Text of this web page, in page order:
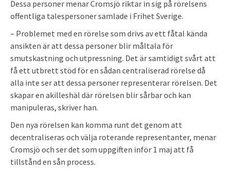
Dessa personer menar Cromsjö riktar in sig på rörelsens
offentliga talespersoner samlade i Frihet Sverige.
– Problemet med en rörelse som drivs av ett fåtal kända
ansikten är att dessa personer blir måltala för
smutskastning och utpressning. Det är samtidigt svårt att
få ett utbrett stöd för en sådan centraliserad rörelse då
alla inte ser att dessa personer representerar rörelsen. Det
skapar en akilleshäl där rörelsen blir sårbar och kan
manipuleras, skriver han.
Den nya rörelsen kan komma runt det genom att
decentraliseras och välja roterande representanter, menar
Cromsjö och ser det som uppgiften inför 1 maj att få
tillstånd en sån process.